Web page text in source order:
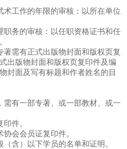
术工作的年限的审核：以所在单位
职务的审核：以任职资格证书和任
著需有正式出版物封面和版权页复
出版物封面和版权页复印件及编
封面及写有标题和作者姓名的目
需有一部专著、或一部教材、或一
件。
协会会员证复印件。
（含）以下学员的名单和证明。